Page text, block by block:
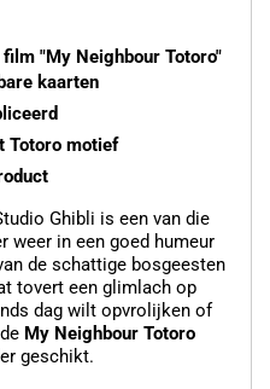
"My Neighbour Totoro"
kaarten
Totoro motief
Ghibli is een van die
weer in een goed humeur
de schattige bosgeesten
tovert een glimlach op
dag wilt opvrolijken of
My Neighbour Totoro
geschikt.